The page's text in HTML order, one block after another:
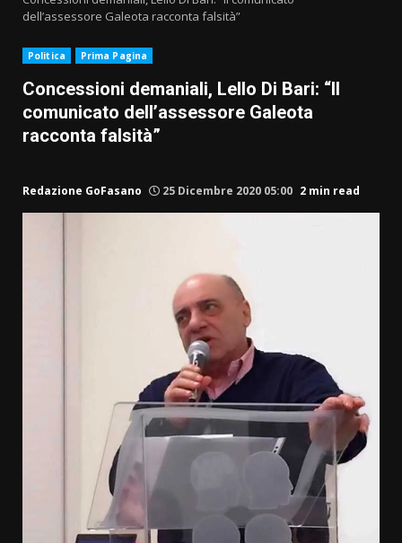
dell’assessore Galeota racconta falsità”
Politica Prima Pagina
Concessioni demaniali, Lello Di Bari: “Il
comunicato dell’assessore Galeota
racconta falsità”
Redazione GoFasano 25 Dicembre 2020 05:00 2 min read